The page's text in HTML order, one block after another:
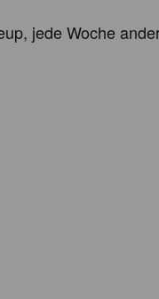
jede Woche